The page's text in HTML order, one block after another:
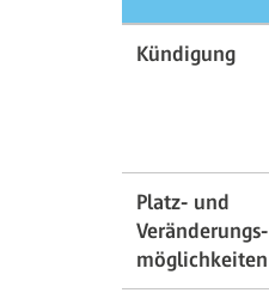
Kündigung
Platz- und
Veränderungs-
möglichkeiten